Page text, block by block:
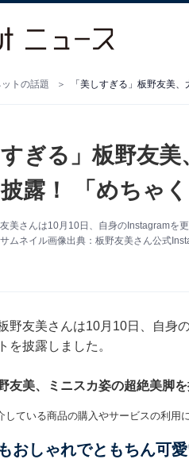
ットの話題
すぎる」板野友
露！ 「めちゃ
美さんは10月10日、自身のInstagramを
ムネイル画像出典：板野友美さん公式
野友美さんは10月10日、自身
を披露しました。
友美、ミニスカ姿の超絶美脚
ている商品の購入やサービスの利用
おしゃれでともちん可愛